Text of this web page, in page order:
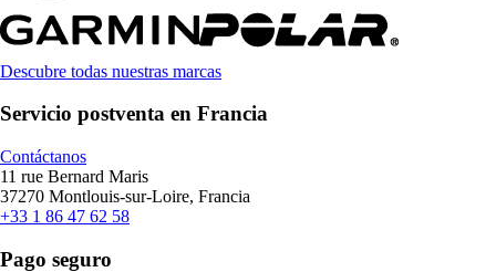
Descubre todas nuestras marcas
Servicio postventa en Francia
Contáctanos
11 rue Bernard Maris
37270 Montlouis-sur-Loire, Francia
+33 1 86 47 62 58
Pago seguro